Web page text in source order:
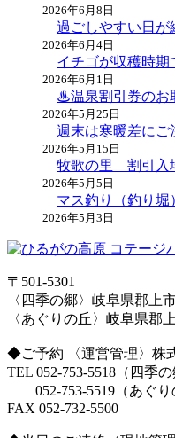
2026年6月8日
過ごしやすい日
2026年6月4日
イチゴが収穫時期
2026年6月1日
♨温泉割引券のお
2026年5月25日
週末は寒暖差にご
2026年5月15日
牧歌の里 割引入
2026年5月5日
マス釣り（釣り堀
2026年5月3日
〒501-5301
〈四季の郷〉岐阜県郡上
〈あぐりの丘〉岐阜県郡
◆ご予約 〈運営管理〉株
TEL 052-753-5518（四季の
052-753-5519（あぐり
FAX 052-732-5500